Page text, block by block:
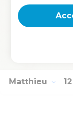
vous soulagerai.
Chargez-vous
Matthieu 12